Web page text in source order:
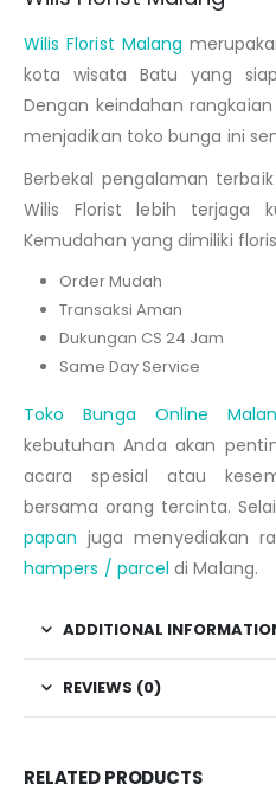
Wilis Florist Malang
kota wisata Batu yang
Dengan keindahan
menjadikan toko bunga ini
Berbekal pengalaman
Wilis Florist lebih terjaga
Kemudahan yang dimiliki
Order Mudah
Transaksi Aman
Dukungan CS 24 Jam
Same Day Service
Toko Bunga Online
kebutuhan Anda akan
acara spesial atau
bersama orang tercinta.
papan juga menyediakan
hampers / parcel di Malang.
ADDITIONAL
REVIEWS (0)
RELATED PRODUCTS